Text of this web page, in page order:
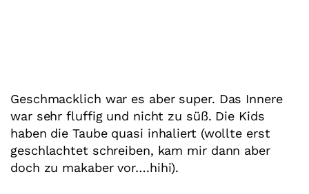
Geschmacklich war es aber super. Das Innere
war sehr fluffig und nicht zu süß. Die Kids
haben die Taube quasi inhaliert (wollte erst
geschlachtet schreiben, kam mir dann aber
doch zu makaber vor….hihi).